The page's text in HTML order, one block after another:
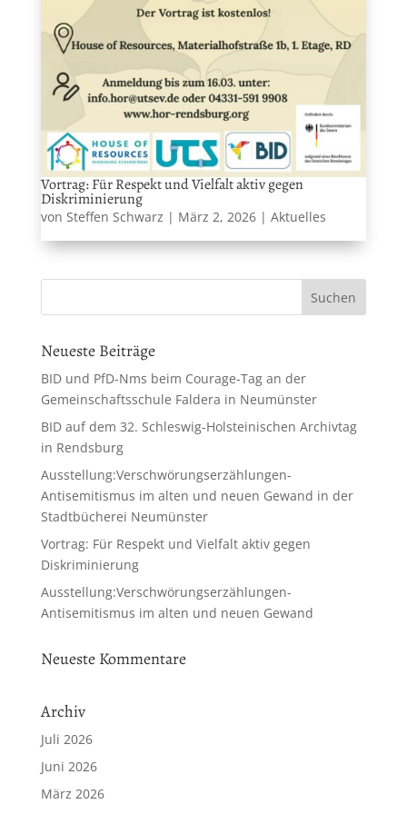
Vortrag: Für Respekt und Vielfalt aktiv gegen
Diskriminierung
von Steffen Schwarz | März 2, 2026| Aktuelles
Neueste Beiträge
BID und PfD-Nms beim Courage-Tag an der
Gemeinschaftsschule Faldera in Neumünster
BID auf dem 32. Schleswig-Holsteinischen Archivtag
in Rendsburg
Ausstellung:Verschwörungserzählungen-
Antisemitismus im alten und neuen Gewand in der
Stadtbücherei Neumünster
Vortrag: Für Respekt und Vielfalt aktiv gegen
Diskriminierung
Ausstellung:Verschwörungserzählungen-
Antisemitismus im alten und neuen Gewand
Neueste Kommentare
Archiv
Juli 2026
Juni 2026
März 2026